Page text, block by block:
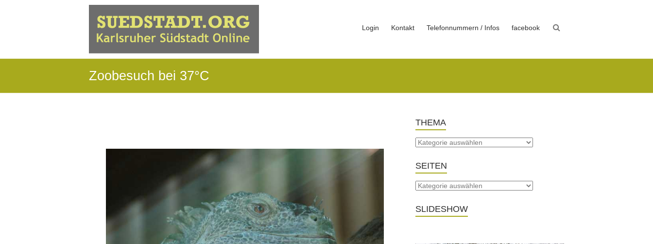
Login Kontakt Telefonnummern / Infos facebook
Zoobesuch bei 37°C
THEMA
SEITEN
SLIDESHOW